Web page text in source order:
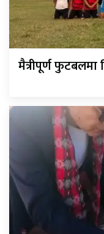
मैत्रीपूर्ण फुटबलमा